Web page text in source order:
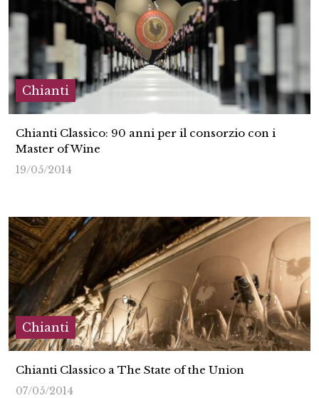
Chianti
Chianti Classico: 90 anni per il consorzio con i
Master of Wine
19/05/2014
Chianti
Chianti Classico a The State of the Union
07/05/2014